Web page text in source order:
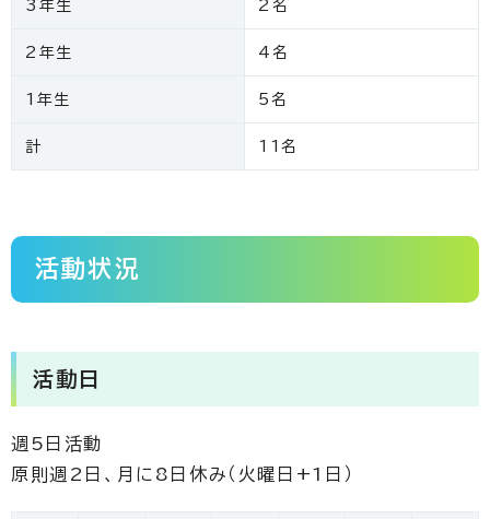
3年生 2名
2年生 4名
1年生 5名
計 11名
活動状況
活動日
週5日活動
原則週2日、月に8日休み（火曜日+1日）